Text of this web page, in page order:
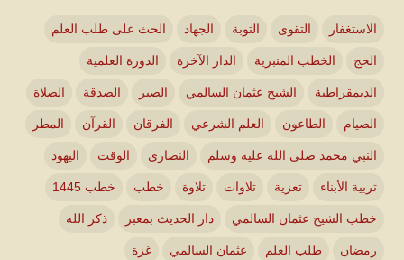
الاستغفار التقوى التوبة الجهاد الحث على طلب العلم
الحج الخطب المنبرية الدار الآخرة الدورة العلمية
الديمقراطية الشيخ عثمان السالمي الصبر الصدقة الصلاة
الصيام الطاعون العلم الشرعي الفرقان القرآن المطر
النبي محمد صلى الله عليه وسلم النصارى الوقت اليهود
تربية الأبناء تعزية تلاوات تلاوة خطب خطب 1445
خطب الشيخ عثمان السالمي دار الحديث بمعبر ذكر الله
رمضان طلب العلم عثمان السالمي غزة